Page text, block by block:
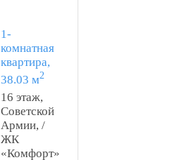
Близость парков и рек
способствует поддержанию
благоприятной
экологической ситуации в
районе.
Безопасность: наличие
1-
комнатная
квартира,
38.03 м2
16 этаж,
Советской
Армии, /
ЖК
«Комфорт»